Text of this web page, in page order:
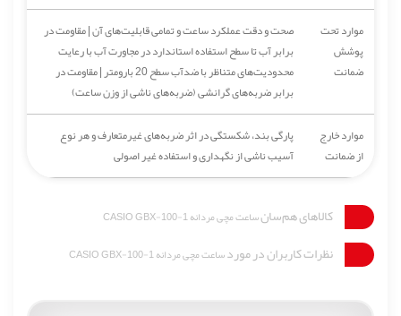
موارد تحت
پوشش
ضمانت
صحت و دقت عملکرد ساعت و تمامی قابلیت‌های آن | مقاومت در
برابر آب تا سطح استفاده استاندارد در مجاورت آب با رعایت
محدودیت‌های متناظر با ضدآب سطح 20 بارومتر | مقاومت در
برابر ضربه‌های گرانشی (ضربه‌های ناشی از وزن ساعت)
موارد خارج
از ضمانت
پارگی بند، شکستگی در اثر ضربه‌های غیرمتعارف و هر نوع
آسیب ناشی از نگهداری و استفاده غیر اصولی
کالاهای هم‌سانساعت مچی مردانه CASIO GBX-100-1
نظرات کاربران در موردساعت مچی مردانه CASIO GBX-100-1